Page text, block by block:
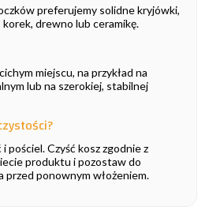
preferujemy solidne kryjówki,
korek, drewno lub ceramikę.
miejscu, na przykład na
lub na szerokiej, stabilnej
pościel. Czyść kosz zgodnie z
produktu i pozostaw do
przed ponownym włożeniem.